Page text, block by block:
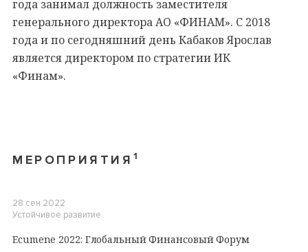
года занимал должность заместителя
генерального директора АО «ФИНАМ». С 2018
года и по сегодняшний день Кабаков Ярослав
является директором по стратегии ИК
«Финам».
МЕРОПРИЯТИЯ 1
28 сен 2022
Устойчивое развитие
Ecumene 2022: Глобальный Финансовый Форум